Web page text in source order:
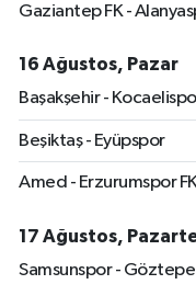
Gaziantep FK -
16 Ağustos, Pazar
Başakşehir -
Beşiktaş - Eyüpspor
Amed - Erzurumspor
17 Ağustos,
Samsunspor - Göztepe